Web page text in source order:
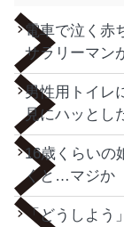
電車で泣く赤
サラリーマン
男性用トイレ
見にハッとし
16歳くらいの
くと…マジか
「どうしよう